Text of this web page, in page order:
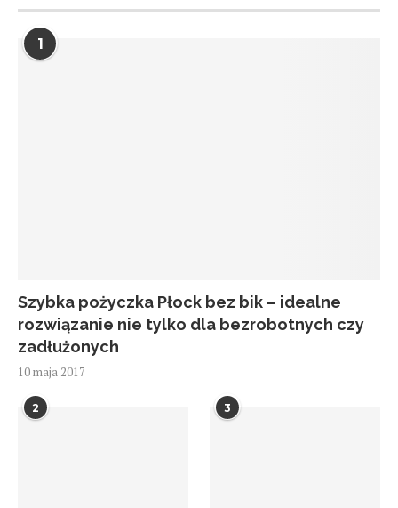
1
Szybka pożyczka Płock bez bik – idealne
rozwiązanie nie tylko dla bezrobotnych czy
zadłużonych
10 maja 2017
2 3